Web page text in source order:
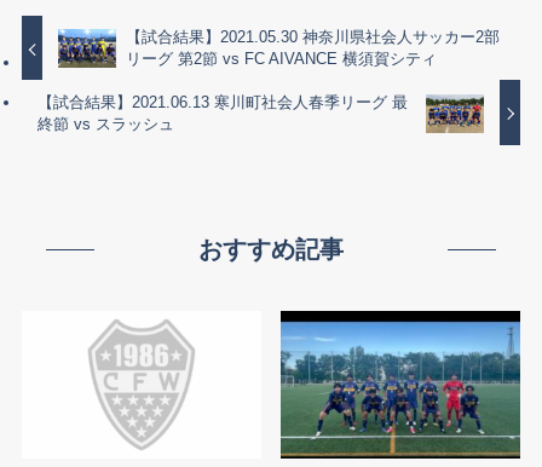
【試合結果】2021.05.30 神奈川県社会人サッカー2部
リーグ 第2節 vs FC AIVANCE 横須賀シティ
【試合結果】2021.06.13 寒川町社会人春季リーグ 最
終節 vs スラッシュ
おすすめ記事